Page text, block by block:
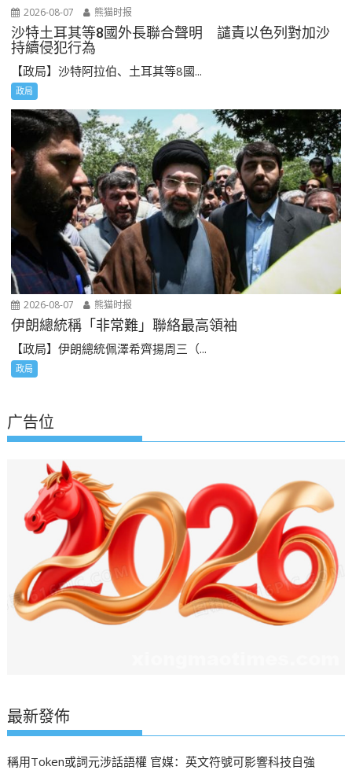
2026-08-07 熊猫时报
沙特土耳其等8國外長聯合聲明 譴責以色列對加沙
持續侵犯行為
【政局】沙特阿拉伯、土耳其等8國...
政局
2026-08-07 熊猫时报
伊朗總統稱「非常難」聯絡最高領袖
【政局】伊朗總統佩澤希齊揚周三（...
政局
广告位
最新發佈
稱用Token或詞元涉話語權 官媒：英文符號可影響科技自強